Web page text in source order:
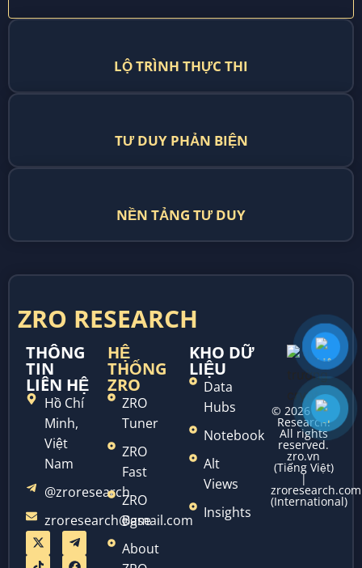
LỘ TRÌNH THỰC THI
TƯ DUY PHẢN BIỆN
NỀN TẢNG TƯ DUY
ZRO RESEARCH
THÔNG
TIN
LIÊN HỆ
Hồ Chí
Minh,
Việt
Nam
@zroresearch
zroresearch@gmail.com
HỆ
THỐNG
ZRO
ZRO
Tuner
ZRO
Fast
ZRO
Base
About
KHO DỮ
LIỆU
Data
Hubs
Notebook
Alt
Views
Insights
© 2026 ZRO
Research.
All rights
reserved.
zro.vn
(Tiếng Việt)
|
zroresearch.com
(International)